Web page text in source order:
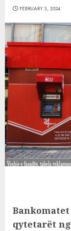
FEBRUARY 3, 2024
qytetarët